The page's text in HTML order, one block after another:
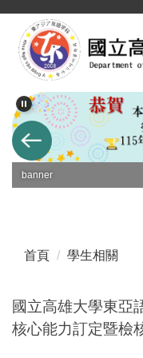
到
內
容
區
banner
首頁 學生相關
國立高雄大學東亞
核心能力訂定暨檢